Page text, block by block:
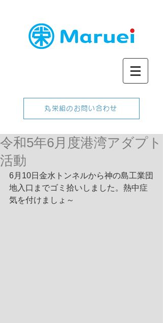
丸栄組のお問い合わせ
令和5年6月度港湾アダプト
活動
6月10日金水トンネルから神の島工業団
地入口までゴミ拾いしました。熱中症
気を付けましょ～